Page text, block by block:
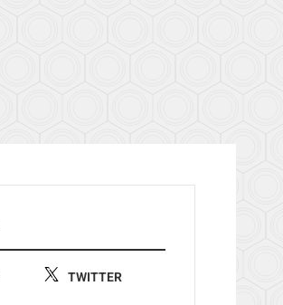
TWITTER